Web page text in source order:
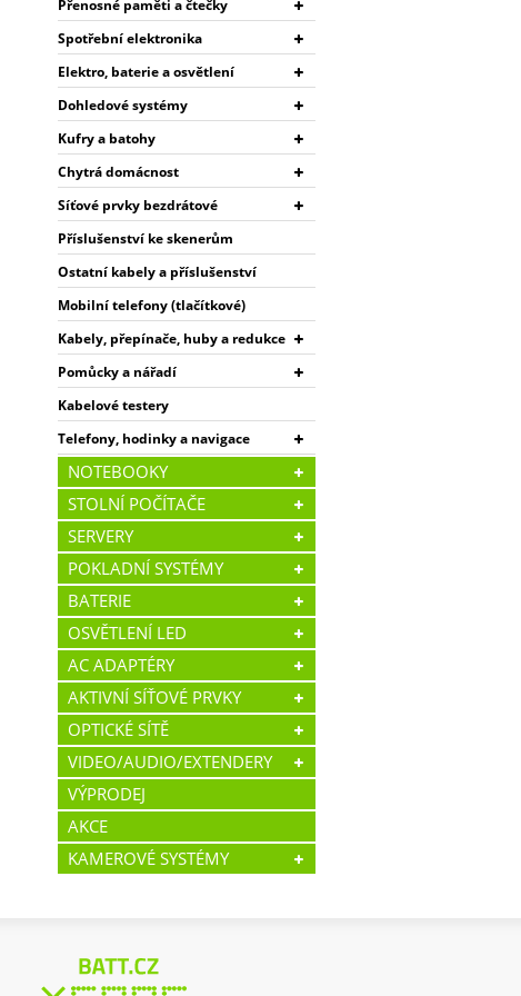
Přenosné paměti a čtečky
Spotřební elektronika
Elektro, baterie a osvětlení
Dohledové systémy
Kufry a batohy
Chytrá domácnost
Síťové prvky bezdrátové
Příslušenství ke skenerům
Ostatní kabely a příslušenství
Mobilní telefony (tlačítkové)
Kabely, přepínače, huby a redukce
Pomůcky a nářadí
Kabelové testery
Telefony, hodinky a navigace
NOTEBOOKY
STOLNÍ POČÍTAČE
SERVERY
POKLADNÍ SYSTÉMY
BATERIE
OSVĚTLENÍ LED
AC ADAPTÉRY
AKTIVNÍ SÍŤOVÉ PRVKY
OPTICKÉ SÍTĚ
VIDEO/AUDIO/EXTENDERY
VÝPRODEJ
AKCE
KAMEROVÉ SYSTÉMY